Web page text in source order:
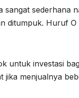
sangat sederhana
ditumpuk. Huruf
untuk investasi
jika menjualnya